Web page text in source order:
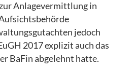
Anlagevermittlung in
jedoch
2017 explizit auch das
BaFin abgelehnt hatte.